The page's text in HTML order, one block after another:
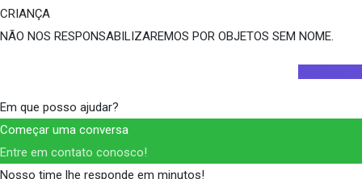
CRIANÇA
NÃO NOS RESPONSABILIZAREMOS POR OBJETOS SEM NOME.
Em que posso ajudar?
Começar uma conversa
Entre em contato conosco!
Nosso time lhe responde em minutos!